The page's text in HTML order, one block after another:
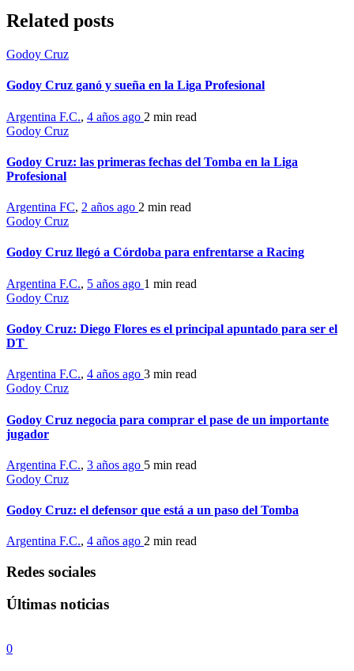
Related posts
Godoy Cruz
Godoy Cruz ganó y sueña en la Liga Profesional
Argentina F.C., 4 años ago 2 min read
Godoy Cruz
Godoy Cruz: las primeras fechas del Tomba en la Liga
Profesional
Argentina FC, 2 años ago 2 min read
Godoy Cruz
Godoy Cruz llegó a Córdoba para enfrentarse a Racing
Argentina F.C., 5 años ago 1 min read
Godoy Cruz
Godoy Cruz: Diego Flores es el principal apuntado para ser el
DT
Argentina F.C., 4 años ago 3 min read
Godoy Cruz
Godoy Cruz negocia para comprar el pase de un importante
jugador
Argentina F.C., 3 años ago 5 min read
Godoy Cruz
Godoy Cruz: el defensor que está a un paso del Tomba
Argentina F.C., 4 años ago 2 min read
Redes sociales
Últimas noticias
0